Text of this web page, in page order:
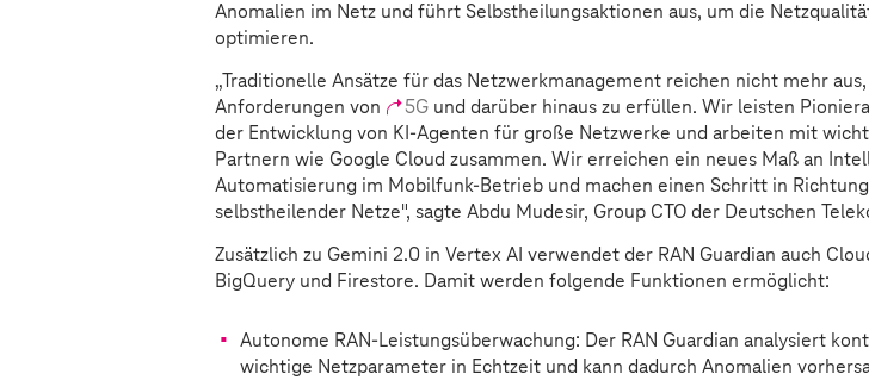
Anomalien im Netz und führt Selbstheilungsaktionen aus, um die
optimieren.
„Traditionelle Ansätze für das Netzwerkmanagement reichen nicht mehr
Anforderungen von
5G und darüber hinaus zu erfüllen. Wir leisten
der Entwicklung von KI-Agenten für große Netzwerke und arbeiten mit
Partnern wie Google Cloud zusammen. Wir erreichen ein neues Maß an
Automatisierung im Mobilfunk-Betrieb und machen einen Schritt in
selbstheilender Netze", sagte Abdu Mudesir, Group CTO der Deutschen
Zusätzlich zu Gemini 2.0 in Vertex AI verwendet der RAN Guardian auch
BigQuery und Firestore. Damit werden folgende Funktionen ermöglicht:
Autonome RAN-Leistungsüberwachung: Der RAN Guardian analysiert
wichtige Netzparameter in Echtzeit und kann dadurch Anomalien